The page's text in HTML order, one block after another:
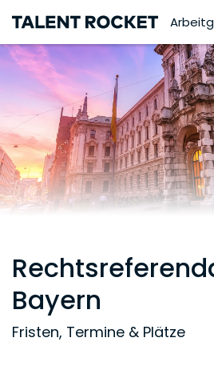
Bayern
Fristen, Termine & Plätze